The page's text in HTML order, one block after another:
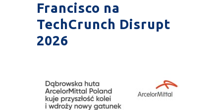
Francisco na
TechCrunch Disrupt
2026